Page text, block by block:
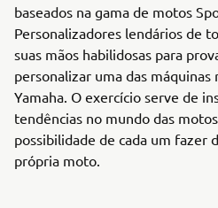
baseados na gama de motos
Personalizadores lendários de
suas mãos habilidosas para
personalizar uma das
Yamaha. O exercício serve de
tendências no mundo das
possibilidade de cada um fazer
própria moto.